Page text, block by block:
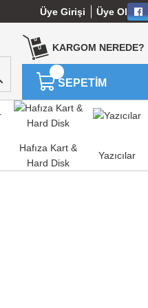
Üye Girişi Üye Ol
KARGOM NEREDE?
SEPETİM
Hafıza Kart &
Hard Disk
Yazıcılar